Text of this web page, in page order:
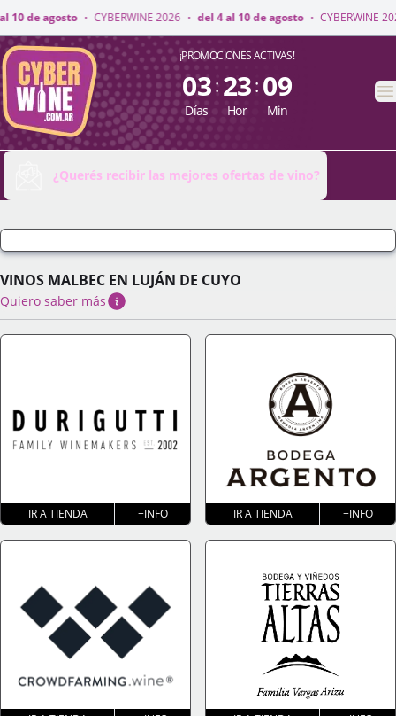
2026 · del 4 al 10 de agosto · CYBERWINE 2026 · del 4 al 10 de agosto
CyberWine ¡PROMOCIONES ACTIVAS!
03
Días
: 23
Hor
: 09
Min
¿Querés recibir las mejores ofertas de vino?
VINOS MALBEC EN LUJÁN DE CUYO
Quiero saber más
IR A TIENDA +INFO IR A TIENDA +INFO